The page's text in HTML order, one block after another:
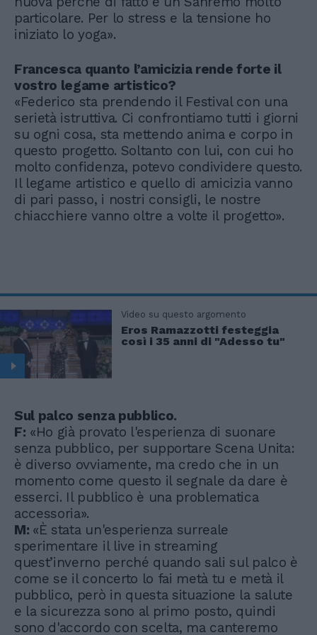
particolare. Per lo stress e la tensione ho
iniziato lo yoga».
Francesca quanto l’amicizia rende forte il
vostro legame artistico?
«Federico sta prendendo il Festival con una
serietà istruttiva. Ci confrontiamo tutti i giorni
su ogni cosa, sta mettendo anima e corpo in
questo progetto. Soltanto con lui, con cui ho
molto confidenza, potevo condividere questo.
Il legame artistico e quello di amicizia vanno
di pari passo, i nostri consigli, le nostre
chiacchiere vanno oltre a volte il progetto».
Video su questo argomento
Eros Ramazzotti festeggia
così i 35 anni di "Adesso tu"
Sul palco senza pubblico.
F: «Ho già provato l'esperienza di suonare
senza pubblico, per supportare Scena Unita:
è diverso ovviamente, ma credo che in un
momento come questo il segnale da dare è
esserci. Il pubblico è una problematica
accessoria».
M: «È stata un'esperienza surreale
sperimentare il live in streaming
quest’inverno perché quando sali sul palco è
come se il concerto lo fai metà tu e metà il
pubblico, però in questa situazione la salute
e la sicurezza sono al primo posto, quindi
sono d'accordo con scelta, ma canteremo